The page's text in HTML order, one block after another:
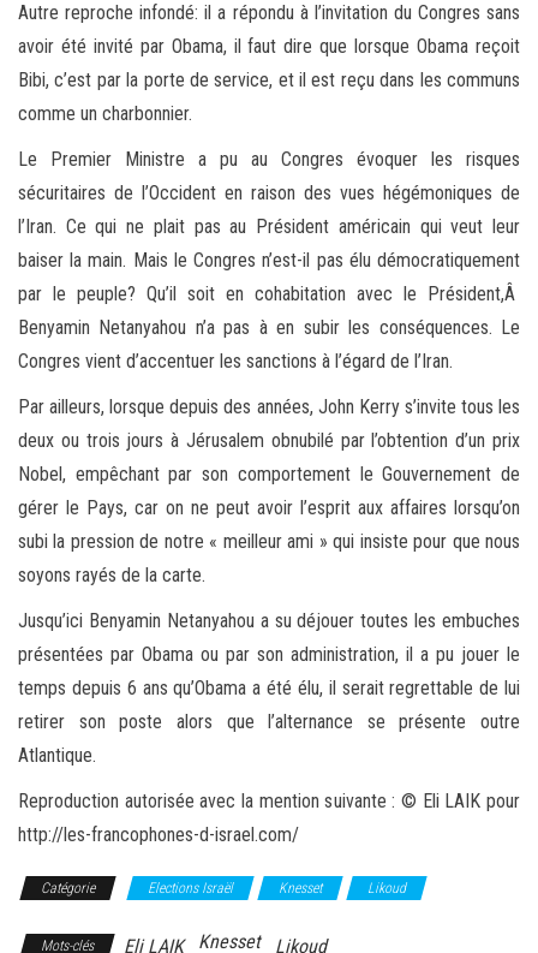
Autre reproche infondé: il a répondu à l’invitation du Congres sans
avoir été invité par Obama, il faut dire que lorsque Obama reçoit
Bibi, c’est par la porte de service, et il est reçu dans les communs
comme un charbonnier.
Le Premier Ministre a pu au Congres évoquer les risques
sécuritaires de l’Occident en raison des vues hégémoniques de
l’Iran. Ce qui ne plait pas au Président américain qui veut leur
baiser la main. Mais le Congres n’est-il pas élu démocratiquement
par le peuple? Qu’il soit en cohabitation avec le Président,Â
Benyamin Netanyahou n’a pas à en subir les conséquences. Le
Congres vient d’accentuer les sanctions à l’égard de l’Iran.
Par ailleurs, lorsque depuis des années, John Kerry s’invite tous les
deux ou trois jours à Jérusalem obnubilé par l’obtention d’un prix
Nobel, empêchant par son comportement le Gouvernement de
gérer le Pays, car on ne peut avoir l’esprit aux affaires lorsqu’on
subi la pression de notre « meilleur ami » qui insiste pour que nous
soyons rayés de la carte.
Jusqu’ici Benyamin Netanyahou a su déjouer toutes les embuches
présentées par Obama ou par son administration, il a pu jouer le
temps depuis 6 ans qu’Obama a été élu, il serait regrettable de lui
retirer son poste alors que l’alternance se présente outre
Atlantique.
Reproduction autorisée avec la mention suivante : © Eli LAIK pour
http://les-francophones-d-israel.com/
Catégorie Elections Israël Knesset Likoud
Mots-clés Eli LAIK Knesset Likoud